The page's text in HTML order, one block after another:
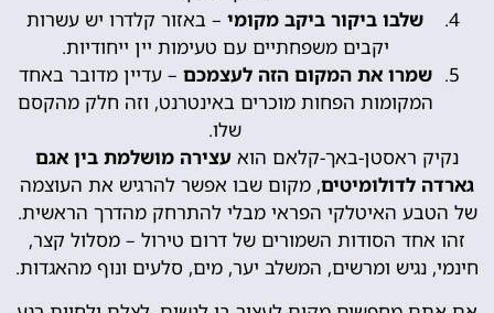
שלבו ביקור ביקב מקומי – באזור קלדרו יש עשרות
יקבים משפחתיים עם טעימות יין ייחודיות.
שמרו את המקום הזה לעצמכם – עדיין מדובר באחד
המקומות הפחות מוכרים באינטרנט, וזה חלק מהקסם
שלו.
נקיק ראסטן-באך-קלאם הוא עצירה מושלמת בין אגם
גארדה לדולומיטים, מקום שבו אפשר להרגיש את העוצמה
של הטבע האיטלקי הפראי מבלי להתרחק מהדרך הראשית.
זהו אחד הסודות השמורים של דרום טירול – מסלול קצר,
חינמי, נגיש ומרשים, המשלב יער, מים, סלעים ונוף מהאגדות.